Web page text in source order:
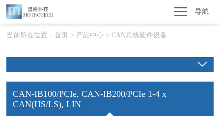
导航
当前所在位置：首页 > 产品中心 >CAN总线硬件设备
CAN-IB100/PCIe, CAN-IB200/PCIe 1-4 x
CAN(HS/LS), LIN